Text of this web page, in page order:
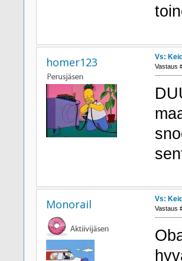
homer123 Vs:
Vastaus
Monorail Vs:
Vastaus